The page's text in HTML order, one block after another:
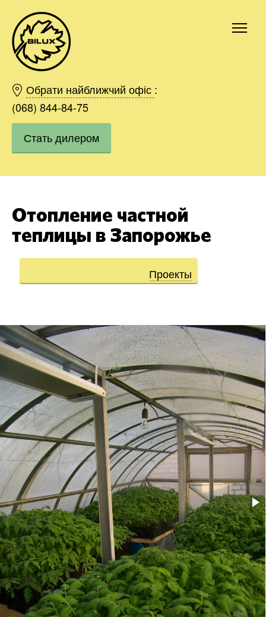
Обрати найближчий офіс :
(068) 844-84-75
Стать дилером
Отопление частной
теплицы в Запорожье
Проекты
Киев
Харьков
Одесса
Днепр
Ивано-Франковск
Винница
Область
Заказать